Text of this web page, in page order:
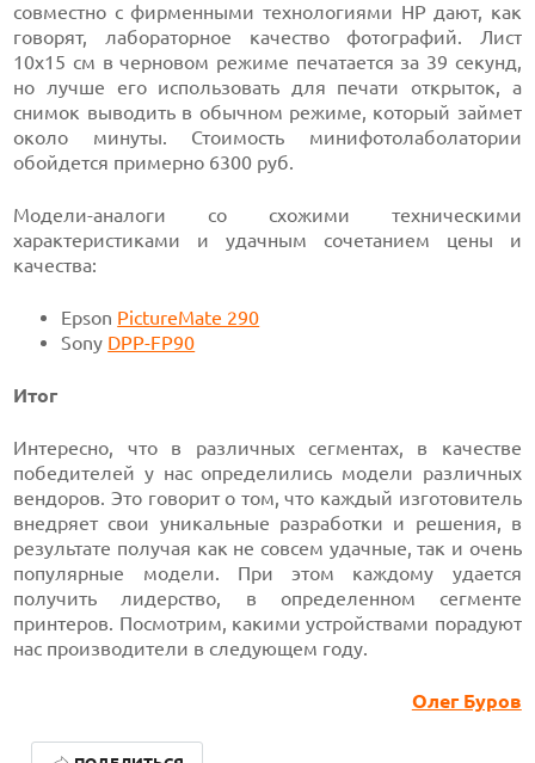
совместно с фирменными технологиями НР дают, как
говорят, лабораторное качество фотографий. Лист
10х15 см в черновом режиме печатается за 39 секунд,
но лучше его использовать для печати открыток, а
снимок выводить в обычном режиме, который займет
около минуты. Стоимость минифотолаболатории
обойдется примерно 6300 руб.
Модели-аналоги со схожими техническими
характеристиками и удачным сочетанием цены и
качества:
Epson PictureMate 290
Sony DPP-FP90
Итог
Интересно, что в различных сегментах, в качестве
победителей у нас определились модели различных
вендоров. Это говорит о том, что каждый изготовитель
внедряет свои уникальные разработки и решения, в
результате получая как не совсем удачные, так и очень
популярные модели. При этом каждому удается
получить лидерство, в определенном сегменте
принтеров. Посмотрим, какими устройствами порадуют
нас производители в следующем году.
Олег Буров